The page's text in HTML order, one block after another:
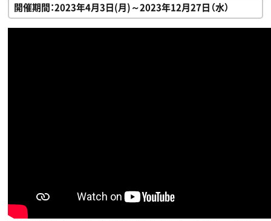
開催期間：2023年4月3日(月)～2023年12月27日（水）